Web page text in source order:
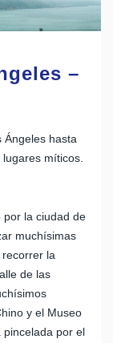
–
Ángeles hasta
míticos.
por la ciudad de
muchísimas
la
de las
y el Museo
pincelada por el